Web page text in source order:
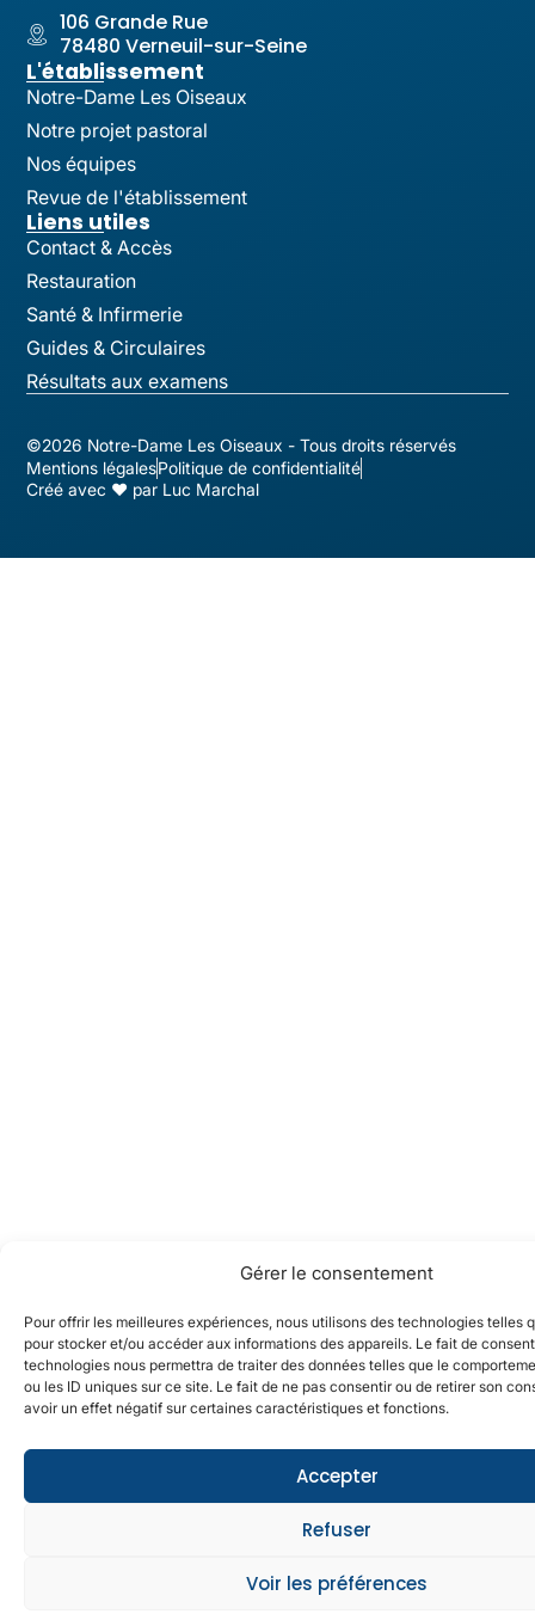
Gérer le consentement
Pour offrir les meilleures expériences, nous utilisons des technologies telles
pour stocker et/ou accéder aux informations des appareils. Le fait de
technologies nous permettra de traiter des données telles que le
ou les ID uniques sur ce site. Le fait de ne pas consentir ou de retirer son
avoir un effet négatif sur certaines caractéristiques et fonctions.
Accepter
Refuser
Voir les préférences
106 Grande Rue
78480 Verneuil-sur-Seine
L'établissement
Notre-Dame Les Oiseaux
Notre projet pastoral
Nos équipes
Revue de l'établissement
Liens utiles
Contact & Accès
Restauration
Santé & Infirmerie
Guides & Circulaires
Résultats aux examens
©2026 Notre-Dame Les Oiseaux - Tous droits réservés
Mentions légalesPolitique de confidentialité
Créé avec ♥ par Luc Marchal